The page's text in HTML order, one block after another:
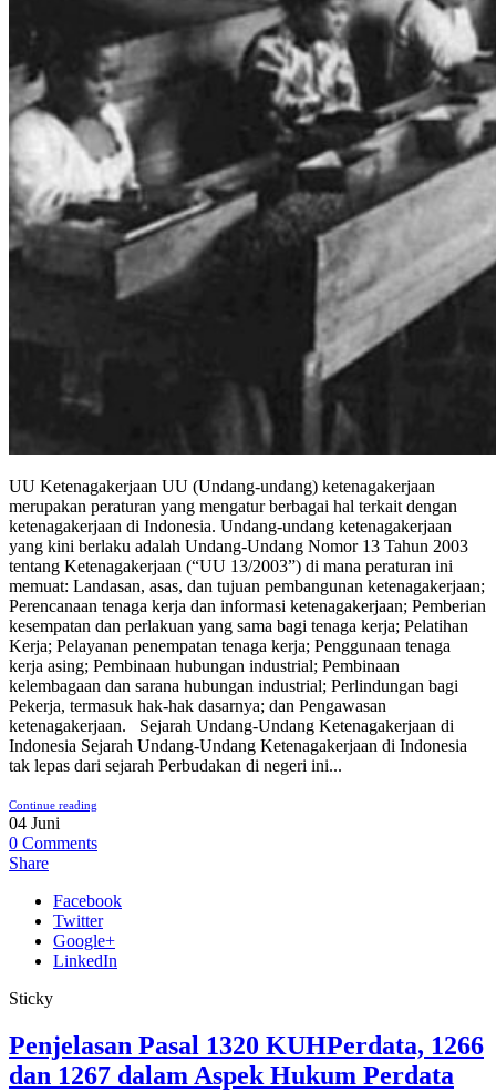
UU Ketenagakerjaan UU (Undang-undang) ketenagakerjaan
merupakan peraturan yang mengatur berbagai hal terkait dengan
ketenagakerjaan di Indonesia. Undang-undang ketenagakerjaan
yang kini berlaku adalah Undang-Undang Nomor 13 Tahun 2003
tentang Ketenagakerjaan (“UU 13/2003”) di mana peraturan ini
memuat: Landasan, asas, dan tujuan pembangunan ketenagakerjaan;
Perencanaan tenaga kerja dan informasi ketenagakerjaan; Pemberian
kesempatan dan perlakuan yang sama bagi tenaga kerja; Pelatihan
Kerja; Pelayanan penempatan tenaga kerja; Penggunaan tenaga
kerja asing; Pembinaan hubungan industrial; Pembinaan
kelembagaan dan sarana hubungan industrial; Perlindungan bagi
Pekerja, termasuk hak-hak dasarnya; dan Pengawasan
ketenagakerjaan. Sejarah Undang-Undang Ketenagakerjaan di
Indonesia Sejarah Undang-Undang Ketenagakerjaan di Indonesia
tak lepas dari sejarah Perbudakan di negeri ini...
Continue reading
04 Juni
0 Comments
Share
Facebook
Twitter
Google+
LinkedIn
Sticky
Penjelasan Pasal 1320 KUHPerdata, 1266
dan 1267 dalam Aspek Hukum Perdata